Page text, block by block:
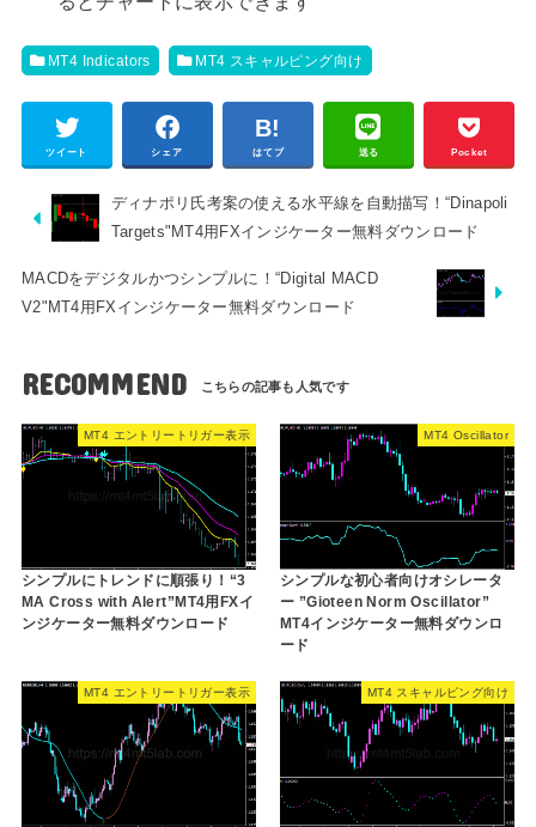
MT4 Indicators MT4 スキャルピング向け
ツイート シェア はてブ 送る Pocket
ディナポリ氏考案の使える水平線を自動描写！“Dinapoli
Targets"MT4用FXインジケーター無料ダウンロード
MACDをデジタルかつシンプルに！“Digital MACD
V2"MT4用FXインジケーター無料ダウンロード
RECOMMEND
MT4 エントリートリガー表示
シンプルにトレンドに順張り！“3
MA Cross with Alert”MT4用FXイ
ンジケーター無料ダウンロード
MT4 Oscillator
シンプルな初心者向けオシレータ
ー ”Gioteen Norm Oscillator”
MT4インジケーター無料ダウンロ
ード
MT4 エントリートリガー表示 MT4 スキャルピング向け